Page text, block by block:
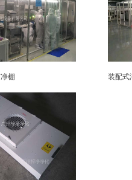
棚 装配式